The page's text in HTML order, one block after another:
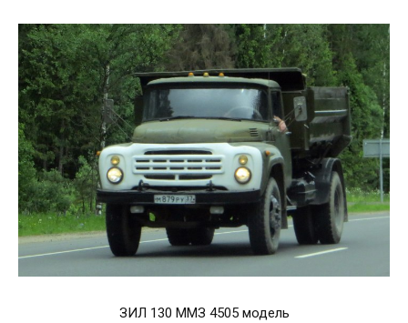
ЗИЛ 130 ММЗ 4505 модель